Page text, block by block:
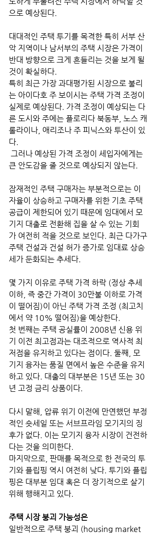
으로 예상된다.
대대적인 주택 투기를 목격한 특히 서부 산
악 지역이나 남서부의 주택 시장은 가격이
반대 방향으로 크게 흔들리는 것을 보게 될
것이 확실하다.
특히 최근 가장 과대평가된 시장으로 불리
는 아이다호 주 보이시는 주택 가격 조정이
실제로 예상된다. 가격 조정이 예상되는 다
른 도시와 주에는 플로리다 북동부, 노스 캐
롤라이나, 애리조나 주 피닉스와 투산이 있
다.
큰 안도감을 줄 것으로 예상되지 않는다.
잠재적인 주택 구매자는 부분적으로는 이
자율이 상승하고 구매자를 위한 기초 주택
공급이 제한되어 있기 때문에 임대에서 모
기지 대출로 전환해 집을 살 수 있는 기회
가 여전히 적을 것으로 보인다. 최근 다가구
주택 건설과 건설 허가 증가로 임대료 상승
세가 둔화되는 추세다.
몇 가지 이유로 주택 가격 하락 (정상 추세
이하, 즉 중간 가격이 30만불 이하로 가격
이 떨어짐)이 아닌 주택 가격 조정 (최고치
에서 약 10% 떨어짐)을 예상한다.
첫 번째는 주택 공실률이 2008년 신용 위
기 이전 최고점과는 대조적으로 역사적 최
저점을 유지하고 있다는 점이다. 둘째, 모
기지 융자는 품질 면에서 높은 수준을 유지
하고 있다. 대출의 대부분은 15년 또는 30
년 고정 금리 상품이다.
다시 말해, 압류 위기 이전에 만연했던 부정
적인 숏세일 또는 서브프라임 모기지의 징
후가 없다. 이는 모기지 융자 시장이 건전하
다는 것을 의미한다.
마지막으로, 판매를 목적으로 한 전국의 투
기와 플립핑 역시 여전히 낮다. 투기와 플립
핑은 대부분 임대 혹은 더 장기적으로 살기
위해 행해지고 있다.
주택 시장 붕괴 가능성은
일반적으로 주택 붕괴 (housing market